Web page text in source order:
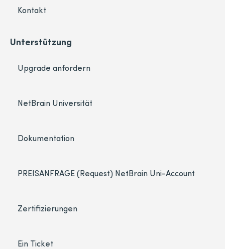
Kontakt
Unterstützung
Upgrade anfordern
NetBrain Universität
Dokumentation
PREISANFRAGE (Request) NetBrain Uni-Account
Zertifizierungen
Ein Ticket